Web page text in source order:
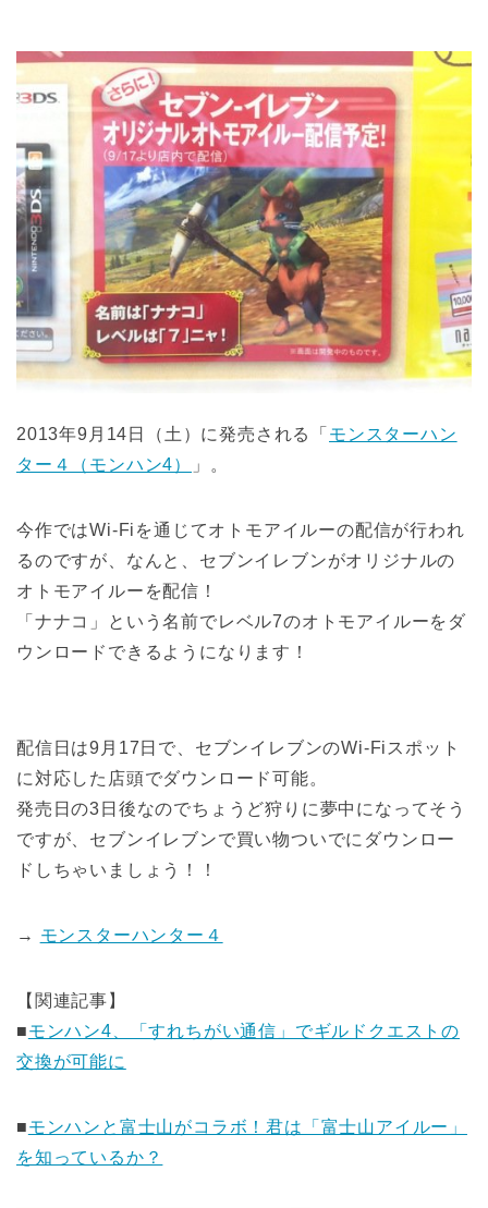
2013年9月14日（土）に発売される「 モンスターハン
ター４（モンハン4）
」。
今作ではWi-Fiを通じてオトモアイルーの配信が行われ
るのですが、なんと、セブンイレブンがオリジナルの
オトモアイルーを配信！
「ナナコ」という名前でレベル7のオトモアイルーをダ
ウンロードできるようになります！
配信日は9月17日で、セブンイレブンのWi-Fiスポット
に対応した店頭でダウンロード可能。
発売日の3日後なのでちょうど狩りに夢中になってそう
ですが、セブンイレブンで買い物ついでにダウンロー
ドしちゃいましょう！！
→ モンスターハンター４
【関連記事】
■モンハン4、「すれちがい通信」でギルドクエストの
交換が可能に
■モンハンと富士山がコラボ！君は「富士山アイルー」
を知っているか？